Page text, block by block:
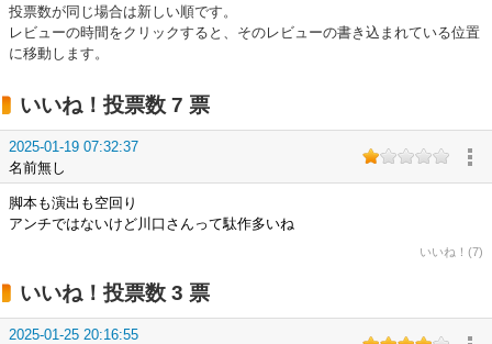
投票数が同じ場合は新しい順です。
レビューの時間をクリックすると、そのレビューの書き込まれている位置
に移動します。
いいね！投票数 7 票
2025-01-19 07:32:37
名前無し
脚本も演出も空回り
アンチではないけど川口さんって駄作多いね
いいね！(7)
いいね！投票数 3 票
2025-01-25 20:16:55